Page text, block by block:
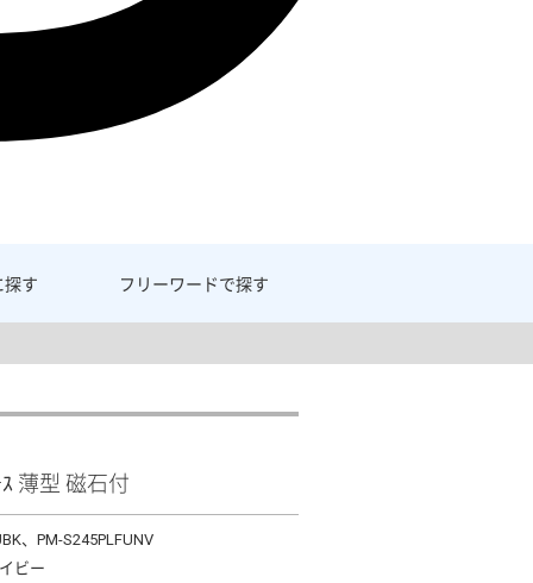
探す フリーワードで探す
ｽ 薄型 磁石付
、PM-S245PLFUNV
ビー